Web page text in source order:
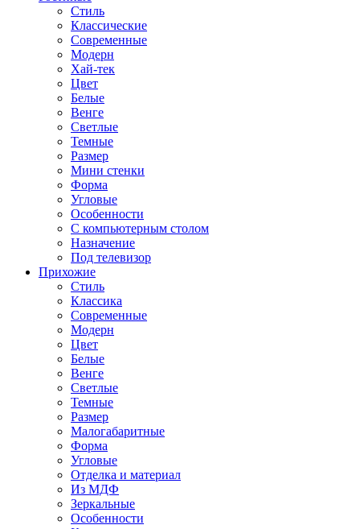
Стиль
Классические
Современные
Модерн
Хай-тек
Цвет
Белые
Венге
Светлые
Темные
Размер
Мини стенки
Форма
Угловые
Особенности
С компьютерным столом
Назначение
Под телевизор
Прихожие
Стиль
Классика
Современные
Модерн
Цвет
Белые
Венге
Светлые
Темные
Размер
Малогабаритные
Форма
Угловые
Отделка и материал
Из МДФ
Зеркальные
Особенности